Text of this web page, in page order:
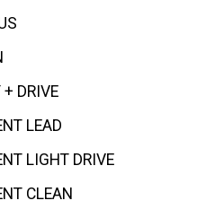
+ DRIVE
LEAD
LIGHT DRIVE
CLEAN